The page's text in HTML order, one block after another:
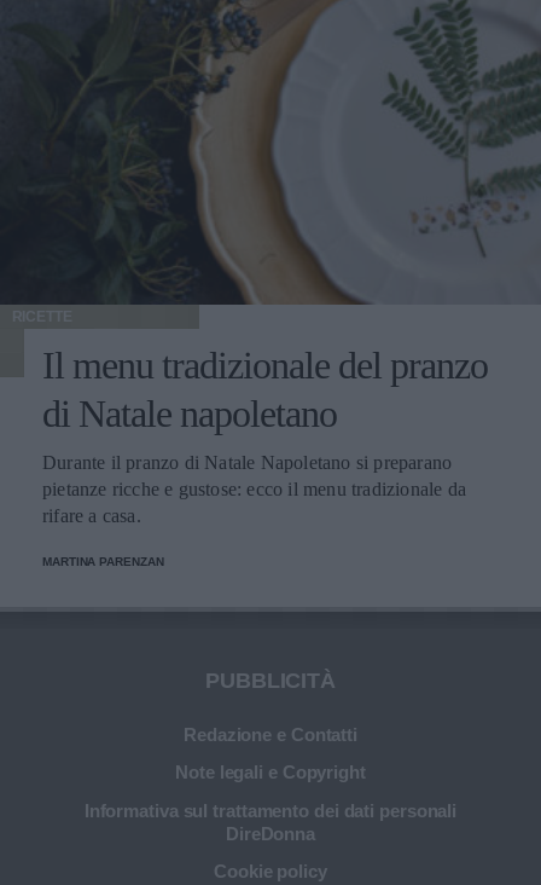
RICETTE
Il menu tradizionale del pranzo
di Natale napoletano
Durante il pranzo di Natale Napoletano si preparano
pietanze ricche e gustose: ecco il menu tradizionale da
rifare a casa.
MARTINA PARENZAN
PUBBLICITÀ
Redazione e Contatti
Note legali e Copyright
Informativa sul trattamento dei dati personali
DireDonna
Cookie policy